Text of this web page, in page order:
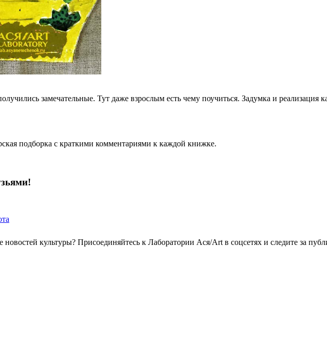
замечательные. Тут даже взрослым есть чему поучиться. Задумка и реализация
подборка с краткими комментариями к каждой книжке.
новостей культуры? Присоединяйтесь к Лаборатории Ася/Art в соцсетях и следите за